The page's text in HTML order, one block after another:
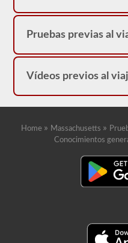
Pruebas previas al
Vídeos previos al
Home » Massachusetts »
Conocimientos